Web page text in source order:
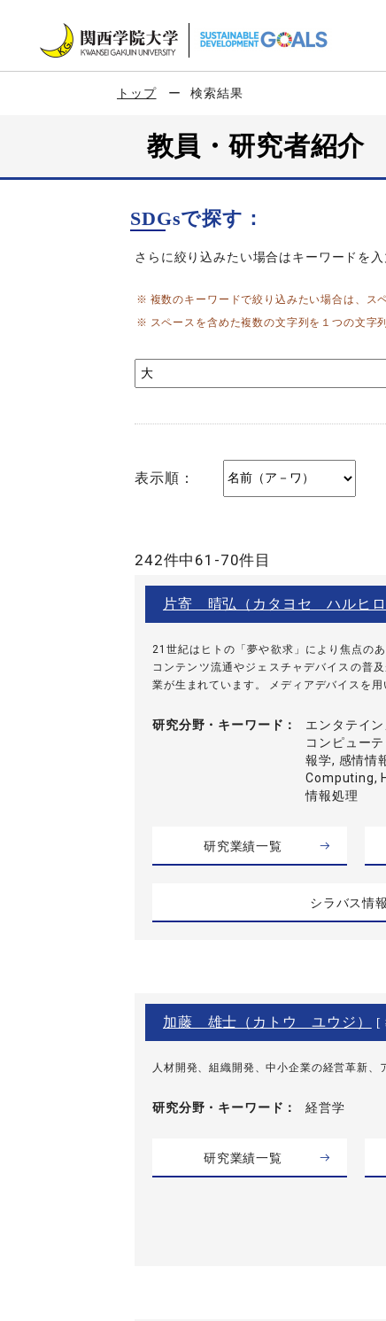
トップ 検索結果
教員・研究者紹
SDGsで探す：
さらに絞り込みたい場合はキーワードを
複数のキーワードで絞り込みたい場合は、ス
スペースを含めた複数の文字列を１つの文字
表示順：
242件中61-70件目
片寄 晴弘（カタヨセ ハルヒロ
21世紀はヒトの「夢や欲求」により焦点の
コンテンツ流通やジェスチャデバイスの普
業が生まれています。 メディアデバイスを用
研究分野・ キーワード
エンタテイ
コンピュー
報学, 感情情
Computing,
情報処理
研究業績一覧
シラバス情報
加藤 雄士（カトウ ユウジ） [
人材開発、組織開発、中小企業の経営革新、
研究分野・ キーワード 経営学
研究業績一覧